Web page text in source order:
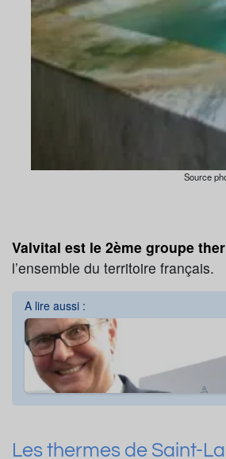
Source
Valvital est le 2ème groupe
l’ensemble du territoire français.
A lire aussi :
Les thermes de Saint-